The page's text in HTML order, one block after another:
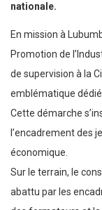
nationale.
En mission à
Promotion de
de supervision à la
emblématique
Cette démarche
l’encadrement des
économique.
Sur le terrain, le
abattu par les